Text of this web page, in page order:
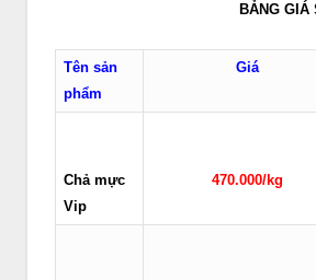
BẢNG GIÁ SẢN
Tên sản
phẩm
Giá
Chả mực
Vip
470.000/kg